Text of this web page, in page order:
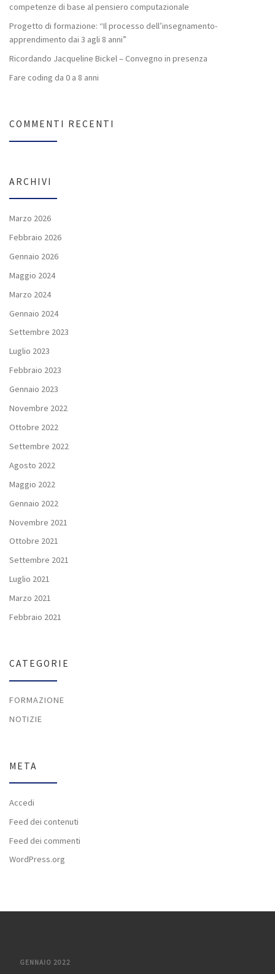
competenze di base al pensiero computazionale
Progetto di formazione: “Il processo dell’insegnamento-
apprendimento dai 3 agli 8 anni”
Ricordando Jacqueline Bickel – Convegno in presenza
Fare coding da 0 a 8 anni
COMMENTI RECENTI
ARCHIVI
Marzo 2026
Febbraio 2026
Gennaio 2026
Maggio 2024
Marzo 2024
Gennaio 2024
Settembre 2023
Luglio 2023
Febbraio 2023
Gennaio 2023
Novembre 2022
Ottobre 2022
Settembre 2022
Agosto 2022
Maggio 2022
Gennaio 2022
Novembre 2021
Ottobre 2021
Settembre 2021
Luglio 2021
Marzo 2021
Febbraio 2021
CATEGORIE
FORMAZIONE
NOTIZIE
META
Accedi
Feed dei contenuti
Feed dei commenti
WordPress.org
GENNAIO 2022